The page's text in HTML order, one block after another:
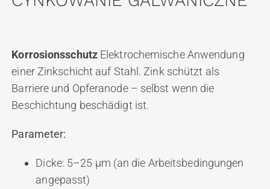
Korrosionsschutz Elektrochemische Anwendung
einer Zinkschicht auf Stahl. Zink schützt als
Barriere und Opferanode – selbst wenn die
Beschichtung beschädigt ist.
Parameter:
Dicke: 5–25 μm (an die Arbeitsbedingungen
angepasst)